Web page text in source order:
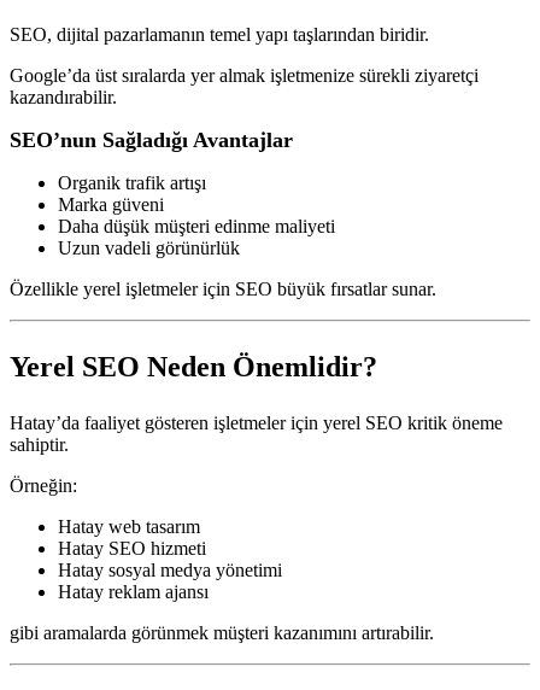
SEO, dijital pazarlamanın temel yapı taşlarından biridir.
Google’da üst sıralarda yer almak işletmenize sürekli ziyaretçi
kazandırabilir.
SEO’nun Sağladığı Avantajlar
Organik trafik artışı
Marka güveni
Daha düşük müşteri edinme maliyeti
Uzun vadeli görünürlük
Özellikle yerel işletmeler için SEO büyük fırsatlar sunar.
Yerel SEO Neden Önemlidir?
Hatay’da faaliyet gösteren işletmeler için yerel SEO kritik öneme
sahiptir.
Örneğin:
Hatay web tasarım
Hatay SEO hizmeti
Hatay sosyal medya yönetimi
Hatay reklam ajansı
gibi aramalarda görünmek müşteri kazanımını artırabilir.